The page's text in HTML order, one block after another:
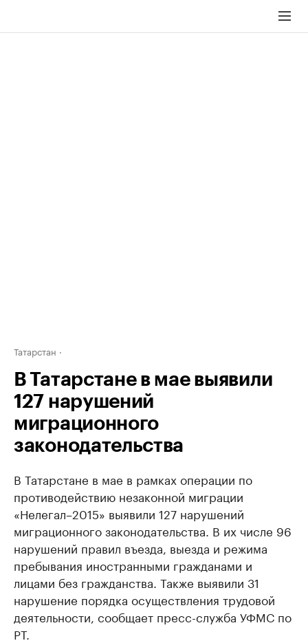
Татарстан
В Татарстане в мае выявили
127 нарушений
миграционного
законодательства
В Татарстане в мае в рамках операции по
противодействию незаконной миграции
«Нелегал–2015» выявили 127 нарушений
миграционного законодательства. В их числе 96
нарушений правил въезда, выезда и режима
пребывания иностранными гражданами и
лицами без гражданства. Также выявили 31
нарушение порядка осуществления трудовой
деятельности, сообщает пресс-служба УФМС по
РТ.